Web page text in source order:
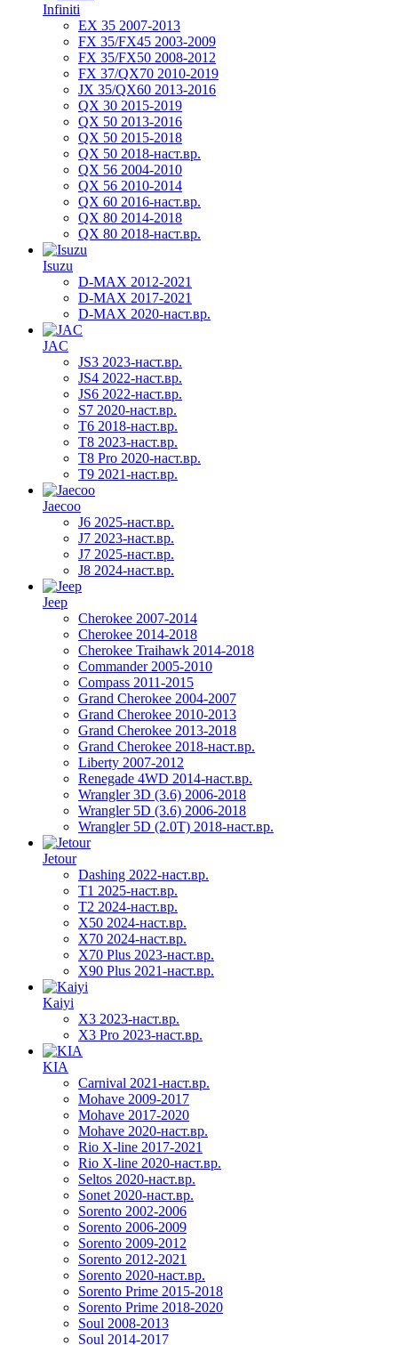
Infiniti
EX 35 2007-2013
FX 35/FX45 2003-2009
FX 35/FX50 2008-2012
FX 37/QX70 2010-2019
JX 35/QX60 2013-2016
QX 30 2015-2019
QX 50 2013-2016
QX 50 2015-2018
QX 50 2018-наст.вр.
QX 56 2004-2010
QX 56 2010-2014
QX 60 2016-наст.вр.
QX 80 2014-2018
QX 80 2018-наст.вр.
Isuzu
D-MAX 2012-2021
D-MAX 2017-2021
D-MAX 2020-наст.вр.
JAC
JS3 2023-наст.вр.
JS4 2022-наст.вр.
JS6 2022-наст.вр.
S7 2020-наст.вр.
T6 2018-наст.вр.
T8 2023-наст.вр.
T8 Pro 2020-наст.вр.
T9 2021-наст.вр.
Jaecoo
J6 2025-наст.вр.
J7 2023-наст.вр.
J7 2025-наст.вр.
J8 2024-наст.вр.
Jeep
Cherokee 2007-2014
Cherokee 2014-2018
Cherokee Traihawk 2014-2018
Commander 2005-2010
Compass 2011-2015
Grand Cherokee 2004-2007
Grand Cherokee 2010-2013
Grand Cherokee 2013-2018
Grand Cherokee 2018-наст.вр.
Liberty 2007-2012
Renegade 4WD 2014-наст.вр.
Wrangler 3D (3.6) 2006-2018
Wrangler 5D (3.6) 2006-2018
Wrangler 5D (2.0T) 2018-наст.вр.
Jetour
Dashing 2022-наст.вр.
T1 2025-наст.вр.
T2 2024-наст.вр.
X50 2024-наст.вр.
X70 2024-наст.вр.
X70 Plus 2023-наст.вр.
X90 Plus 2021-наст.вр.
Kaiyi
X3 2023-наст.вр.
X3 Pro 2023-наст.вр.
KIA
Carnival 2021-наст.вр.
Mohave 2009-2017
Mohave 2017-2020
Mohave 2020-наст.вр.
Rio X-line 2017-2021
Rio X-line 2020-наст.вр.
Seltos 2020-наст.вр.
Sonet 2020-наст.вр.
Sorento 2002-2006
Sorento 2006-2009
Sorento 2009-2012
Sorento 2012-2021
Sorento 2020-наст.вр.
Sorento Prime 2015-2018
Sorento Prime 2018-2020
Soul 2008-2013
Soul 2014-2017